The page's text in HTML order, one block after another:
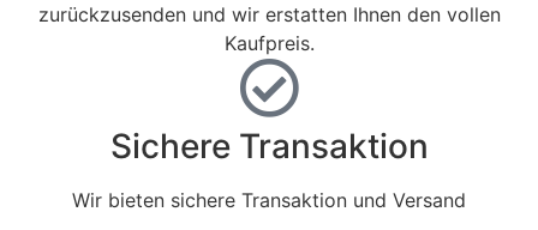
zurückzusenden und wir erstatten Ihnen den vollen
Kaufpreis.
Sichere Transaktion
Wir bieten sichere Transaktion und Versand